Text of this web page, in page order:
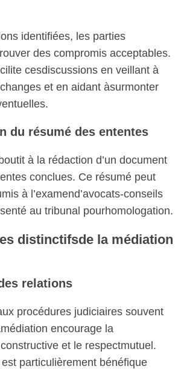
identifiées, les parties
des compromis acceptables.
cesdiscussions en veillant à
et en aidant àsurmonter
du résumé des ententes
à la rédaction d’un document
conclues. Ce résumé peut
à l’examend’avocats-conseils
au tribunal pourhomologation.
distinctifsde la médiation
relations
procédures judiciaires souvent
encourage la
et le respectmutuel.
particulièrement bénéfique